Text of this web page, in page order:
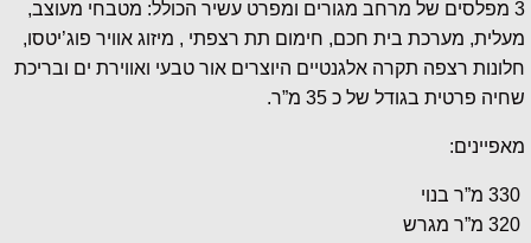
3 מפלסים של מרחב מגורים ומפרט עשיר הכולל: מטבחי מעוצב,
מעלית, מערכת בית חכם, חימום תת רצפתי , מיזוג אוויר פוג’יטסו,
חלונות רצפה תקרה אלגנטיים היוצרים אור טבעי ואווירת ים ובריכת
שחיה פרטית בגודל של כ 35 מ”ר.
מאפיינים: